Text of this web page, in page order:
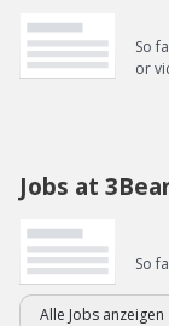
So
or
Jobs at
So
Alle Jobs anzeigen